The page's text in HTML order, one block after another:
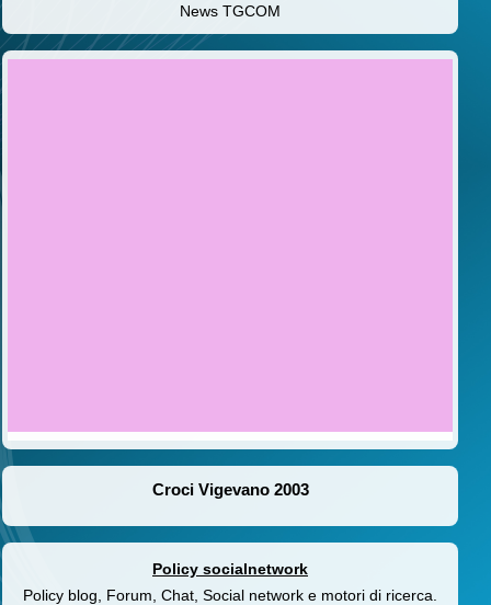
News TGCOM
Croci Vigevano 2003
Policy socialnetwork
Policy blog, Forum, Chat, Social network e motori di ricerca.